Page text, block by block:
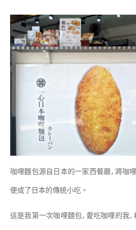
咖哩麵包源自日本的一家西餐廳,將咖
便成了日本的傳統小吃。
這是我第一次咖哩麵包,愛吃咖哩的我,